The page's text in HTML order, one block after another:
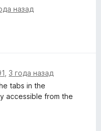
назад
3 года назад
tabs in the
accessible from the